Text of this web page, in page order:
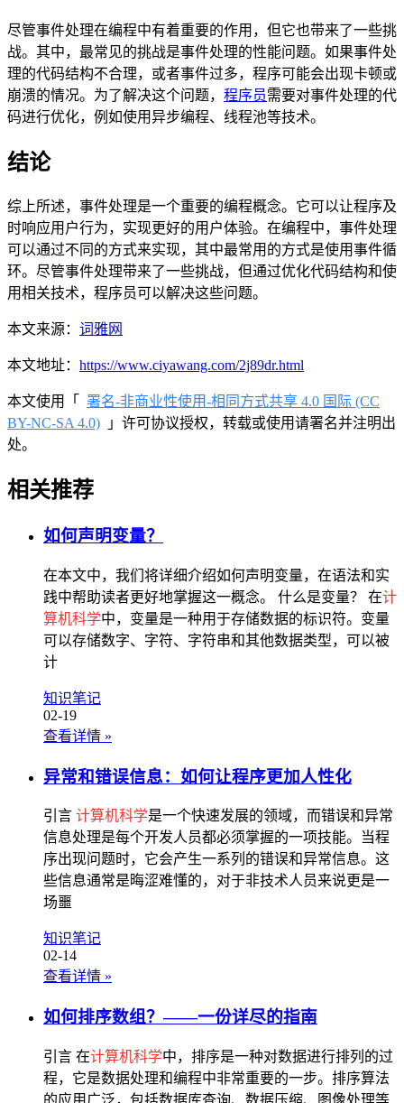
尽管事件处理在编程中有着重要的作用，但它也带来了一些挑
战。其中，最常见的挑战是事件处理的性能问题。如果事件处
理的代码结构不合理，或者事件过多，程序可能会出现卡顿或
崩溃的情况。为了解决这个问题， 程序员需要对事件处理的代
码进行优化，例如使用异步编程、线程池等技术。
结论
综上所述，事件处理是一个重要的编程概念。它可以让程序及
时响应用户行为，实现更好的用户体验。在编程中，事件处理
可以通过不同的方式来实现，其中最常用的方式是使用事件循
环。尽管事件处理带来了一些挑战，但通过优化代码结构和使
用相关技术，程序员可以解决这些问题。
本文来源： 词雅网
本文地址： https://www.ciyawang.com/2j89dr.html
本文使用「 署名-非商业性使用-相同方式共享 4.0 国际 (CC
BY-NC-SA 4.0) 」许可协议授权，转载或使用请署名并注明出
处。
相关推荐
如何声明变量？
在本文中，我们将详细介绍如何声明变量，在语法和实
践中帮助读者更好地掌握这一概念。 什么是变量？ 在计
算机科学中，变量是一种用于存储数据的标识符。变量
可以存储数字、字符、字符串和其他数据类型，可以被
计
知识笔记
02-19
查看详情 »
异常和错误信息：如何让程序更加人性化
引言 计算机科学是一个快速发展的领域，而错误和异常
信息处理是每个开发人员都必须掌握的一项技能。当程
序出现问题时，它会产生一系列的错误和异常信息。这
些信息通常是晦涩难懂的，对于非技术人员来说更是一
场噩
知识笔记
02-14
查看详情 »
如何排序数组？——一份详尽的指南
引言 在计算机科学中，排序是一种对数据进行排列的过
程，它是数据处理和编程中非常重要的一步。排序算法
的应用广泛，包括数据库查询、数据压缩、图像处理等